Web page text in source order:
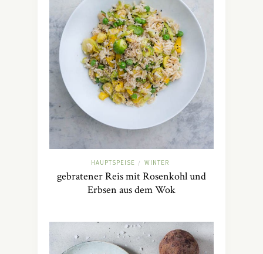
HAUPTSPEISE / WINTER
gebratener Reis mit Rosenkohl und
Erbsen aus dem Wok